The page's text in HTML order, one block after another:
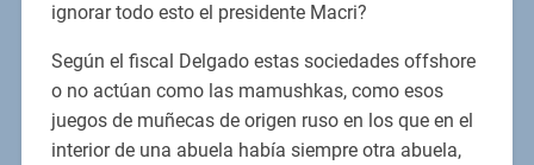
ignorar todo esto el presidente Macri?
Según el fiscal Delgado estas sociedades offshore
o no actúan como las mamushkas, como esos
juegos de muñecas de origen ruso en los que en el
interior de una abuela había siempre otra abuela,